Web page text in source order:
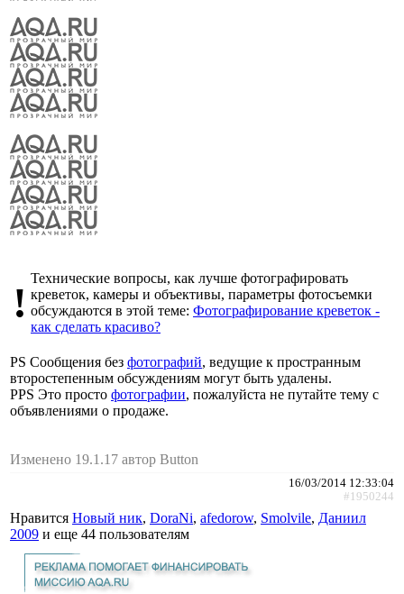
!
Технические вопросы, как лучше фотографировать
креветок, камеры и объективы, параметры фотосъемки
обсуждаются в этой теме: Фотографирование креветок -
как сделать красиво?
PS Сообщения без фотографий, ведущие к пространным
второстепенным обсуждениям могут быть удалены.
PPS Это просто фотографии, пожалуйста не путайте тему с
объявлениями о продаже.
Изменено 19.1.17 автор Button
16/03/2014 12:33:04
#1950244
Нравится Новый ник, DoraNi, afedorow, Smolvile, Даниил
2009 и еще 44 пользователям